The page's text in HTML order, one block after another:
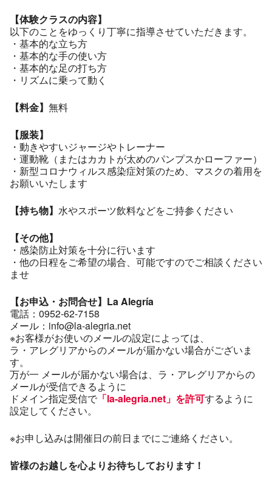
【体験クラスの内容】
以下のことをゆっくり丁寧に指導させていただきます。
・基本的な立ち方
・基本的な手の使い方
・基本的な足の打ち方
・リズムに乗って動く
【料金】 無料
【服装】
・動きやすいジャージやトレーナー
・運動靴（またはカカトが太めのパンプスかローファー）
・新型コロナウィルス感染症対策のため、マスクの着用を
お願いいたします
【持ち物】 水やスポーツ飲料などをご持参ください
【その他】
・感染防止対策を十分に行います
・他の日程をご希望の場合、可能ですのでご相談ください
ませ
【お申込・お問合せ】La Alegría
電話：0952-62-7158
メール：info@la-alegria.net
※お客様がお使いのメールの設定によっては、
ラ・アレグリアからのメールが届かない場合がございま
す。
万が一 メールが届かない場合は、ラ・アレグリアからの
メールが受信できるように
ドメイン指定受信で 「la-alegria.net」を許可するように
設定してください。
※お申し込みは開催日の前日までにご連絡ください。
皆様のお越しを心よりお待ちしております！